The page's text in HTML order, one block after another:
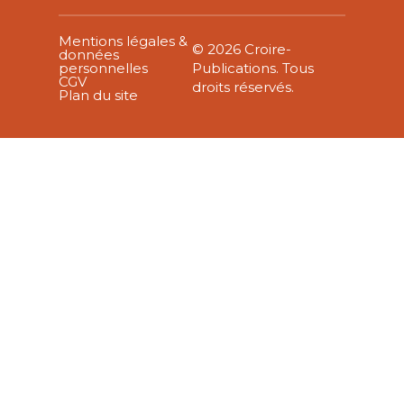
Mentions légales &
données
personnelles
CGV
Plan du site
© 2026 Croire-
Publications. Tous
droits réservés.